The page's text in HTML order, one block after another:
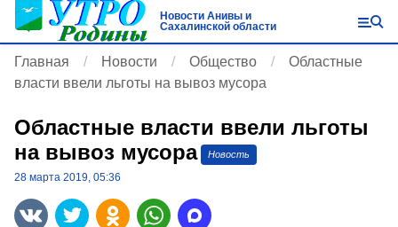
Новости Анивы и
Сахалинской области
Главная Новости Общество
Областные
власти ввели льготы на вывоз мусора
Областные власти ввели льготы
на вывоз мусора
Новость
28 марта 2019, 05:36